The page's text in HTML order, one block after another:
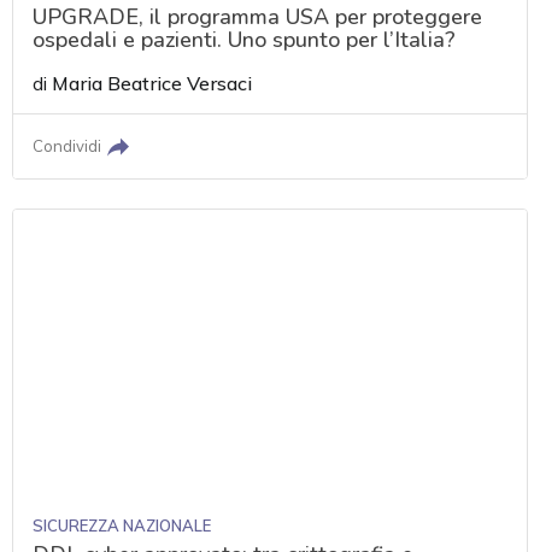
UPGRADE, il programma USA per proteggere
ospedali e pazienti. Uno spunto per l’Italia?
di Maria Beatrice Versaci
Condividi
SICUREZZA NAZIONALE